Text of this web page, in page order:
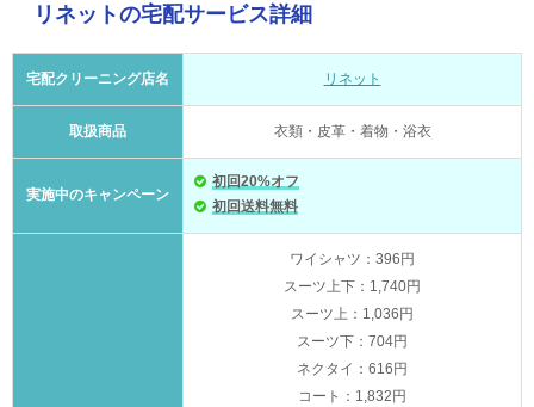
リネットの宅配サービス詳細
宅配クリーニング店名 リネット
取扱商品 衣類・皮革・着物・浴衣
実施中のキャンペーン
初回20%オフ
初回送料無料
ワイシャツ：396円
スーツ上下：1,740円
スーツ上：1,036円
スーツ下：704円
ネクタイ：616円
コート：1,832円